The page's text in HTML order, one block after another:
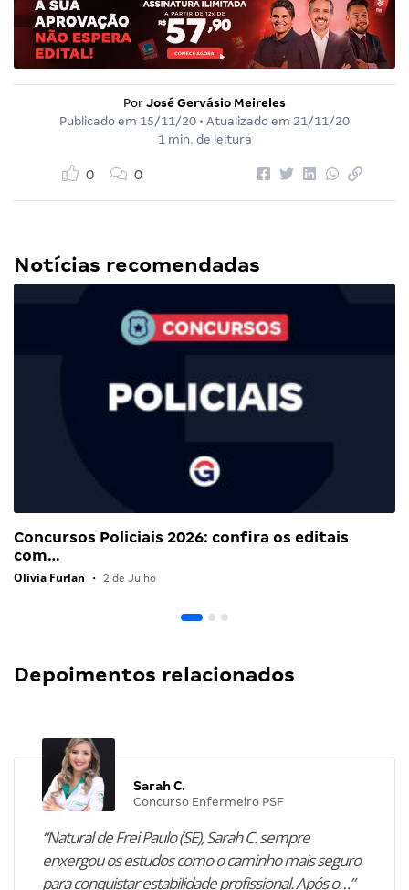
Por José Gervásio Meireles
Publicado em 15/11/20 • Atualizado em 21/11/20
1 min. de leitura
0 0
Notícias recomendadas
Concursos Policiais 2026: confira os editais
com…
Olivia Furlan • 2 de Julho
Depoimentos relacionados
Sarah C.
Concurso Enfermeiro PSF
“Natural de Frei Paulo (SE), Sarah C. sempre
enxergou os estudos como o caminho mais seguro
para conquistar estabilidade profissional. Após o…”